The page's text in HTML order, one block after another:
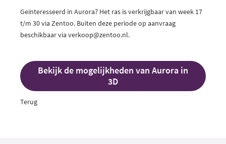
Geïnteresseerd in Aurora? Het ras is verkrijgbaar van week 17
t/m 30 via Zentoo. Buiten deze periode op aanvraag
beschikbaar via verkoop@zentoo.nl.
Bekijk de mogelijkheden van Aurora in
3D
Terug